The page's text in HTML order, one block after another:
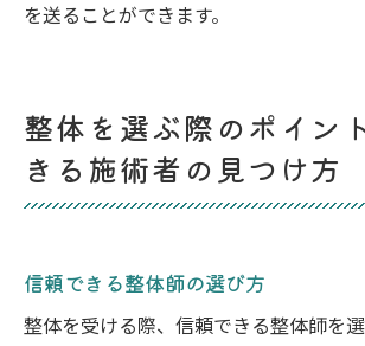
を送ることができます。
整体を選ぶ際のポイン
きる施術者の見つけ方
信頼できる整体師の選び方
整体を受ける際、信頼できる整体師を